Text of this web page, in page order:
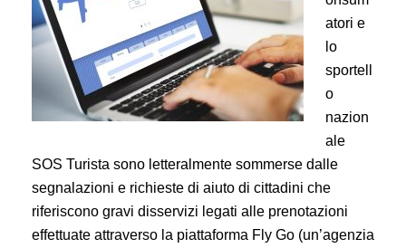
atori e
lo
sportell
o
nazion
ale
SOS Turista sono letteralmente sommerse dalle
segnalazioni e richieste di aiuto di cittadini che
riferiscono gravi disservizi legati alle prenotazioni
effettuate attraverso la piattaforma Fly Go (un’agenzia